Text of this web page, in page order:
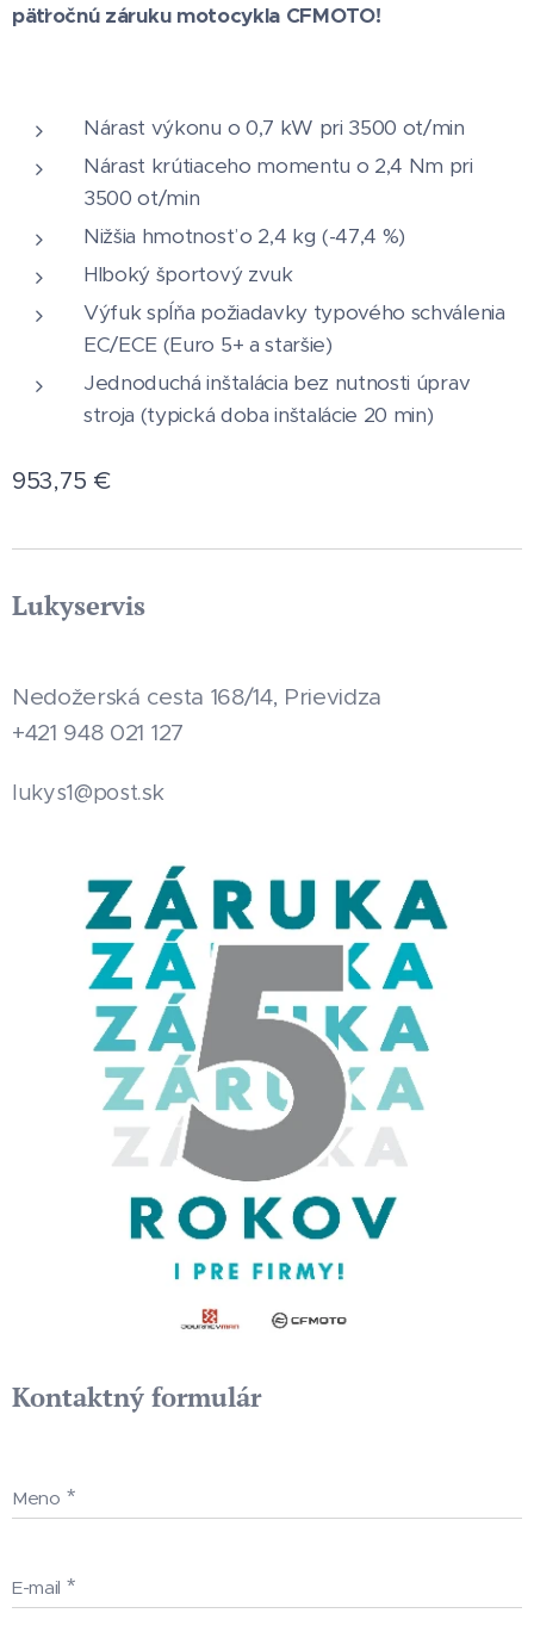
päťročnú záruku motocykla CFMOTO!
Nárast výkonu o 0,7 kW pri 3500 ot/min
Nárast krútiaceho momentu o 2,4 Nm pri
3500 ot/min
Nižšia hmotnosť o 2,4 kg (-47,4 %)
Hlboký športový zvuk
Výfuk spĺňa požiadavky typového schválenia
EC/ECE (Euro 5+ a staršie)
Jednoduchá inštalácia bez nutnosti úprav
stroja (typická doba inštalácie 20 min)
953,75 €
Lukyservis
Nedožerská cesta 168/14, Prievidza
+421 948 021 127
lukys1@post.sk
Kontaktný formulár
Meno
E-mail